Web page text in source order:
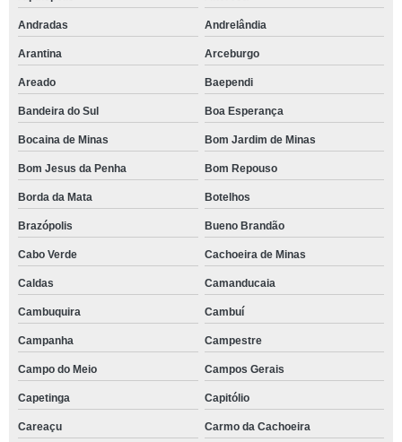
Andradas Andrelândia
Arantina Arceburgo
Areado Baependi
Bandeira do Sul Boa Esperança
Bocaina de Minas Bom Jardim de Minas
Bom Jesus da Penha Bom Repouso
Borda da Mata Botelhos
Brazópolis Bueno Brandão
Cabo Verde Cachoeira de Minas
Caldas Camanducaia
Cambuquira Cambuí
Campanha Campestre
Campo do Meio Campos Gerais
Capetinga Capitólio
Careaçu Carmo da Cachoeira